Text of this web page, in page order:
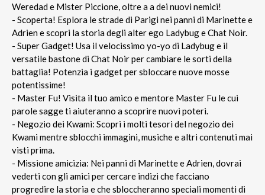
Weredad e Mister Piccione, oltre a a dei nuovi nemici!
- Scoperta! Esplora le strade di Parigi nei panni di Marinette e
Adrien e scopri la storia degli alter ego Ladybug e Chat Noir.
- Super Gadget! Usa il velocissimo yo-yo di Ladybug e il
versatile bastone di Chat Noir per cambiare le sorti della
battaglia! Potenzia i gadget per sbloccare nuove mosse
potentissime!
- Master Fu! Visita il tuo amico e mentore Master Fu le cui
parole sagge ti aiuteranno a scoprire nuovi poteri.
- Negozio dei Kwami: Scopri i molti tesori del negozio dei
Kwami mentre sblocchi immagini, musiche e altri contenuti mai
visti prima.
- Missione amicizia: Nei panni di Marinette e Adrien, dovrai
vederti con gli amici per cercare indizi che facciano
progredire la storia e che sbloccheranno speciali momenti di